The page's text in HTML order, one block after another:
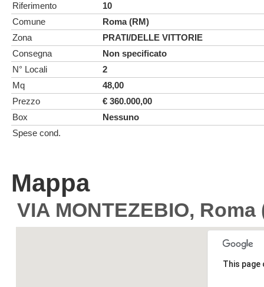
Riferimento
10
Comune
Roma (RM)
Zona
PRATI/DELLE VITTORIE
Consegna
Non specificato
N° Locali
2
Mq
48,00
Prezzo
€ 360.000,00
Box
Nessuno
Spese cond.
Mappa
VIA MONTEZEBIO, Roma